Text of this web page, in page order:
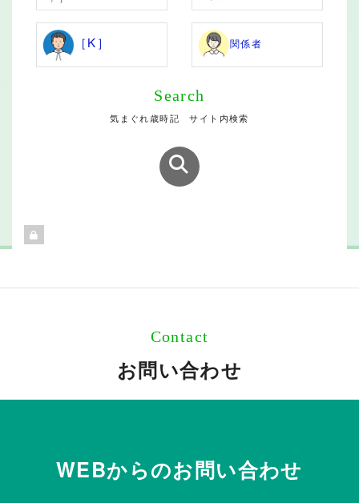
［K］ 関係者
Search
気まぐれ歳時記 サイト内検索
Contact
お問い合わせ
WEBからのお問い合わせ